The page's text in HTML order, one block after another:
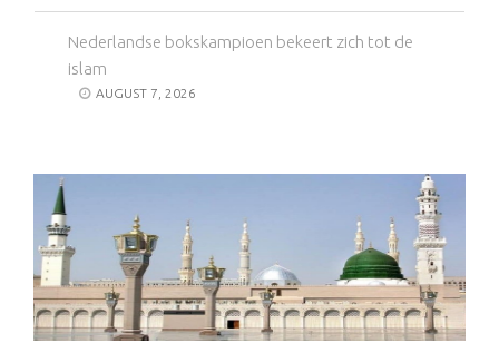
Nederlandse bokskampioen bekeert zich tot de
islam
AUGUST 7, 2026